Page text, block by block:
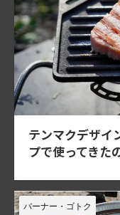
テンマクデザイ
プで使ってきた
バーナー・ゴトク